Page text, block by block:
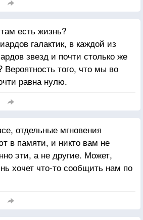
твою любовь. Случаются
дни, когда тебя радует
луч, пробившийся из-за
в момент пробуждения,
приход весны и лопнувшие
есть жизнь?
галактик, в каждой из
звезд и почти столько же
того, что мы во
равна нулю.
отдельные мгновения
в памяти, и никто вам не
эти, а не другие. Может,
хочет что-то сообщить нам по